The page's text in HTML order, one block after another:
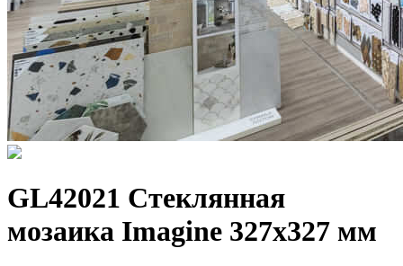
GL42021 Стеклянная
мозаика Imagine 327x327 мм